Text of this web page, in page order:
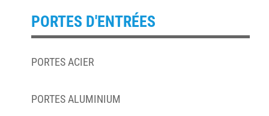
PORTES D'ENTRÉES
PORTES ACIER
PORTES ALUMINIUM